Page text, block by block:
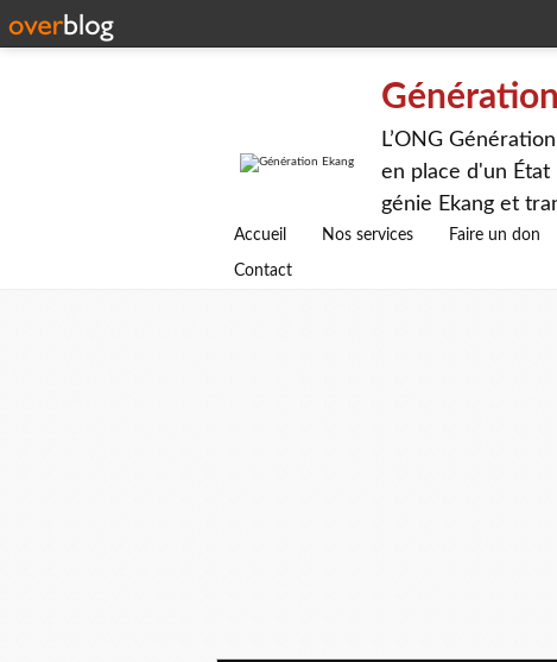
L’ONG
en place d'un
génie Ekang et
avenirs.
Accueil Nos services Faire un don
Contact